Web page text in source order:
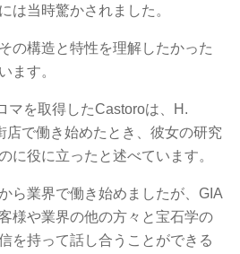
は当時驚かされました。
の構造と特性を理解したかった
ます。
マを取得したCastoroは、H.
店で働き始めたとき、彼女の研究
に役に立ったと述べています。
ら業界で働き始めましたが、GIA
様や業界の他の方々と宝石学の
を持って話し合うことができる